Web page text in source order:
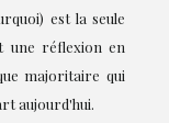
est la seule
une réflexion en
majoritaire qui
aujourd'hui.